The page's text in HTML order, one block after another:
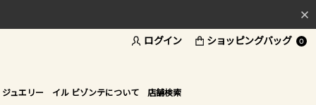
ログイン ショッピングバッグ 0
ュエリー イル ビゾンテについて 店舗検索